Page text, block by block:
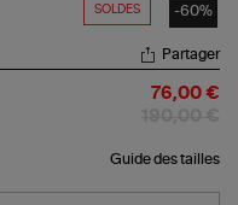
SOLDES -60%
Partager
76,00 €
Guide des tailles